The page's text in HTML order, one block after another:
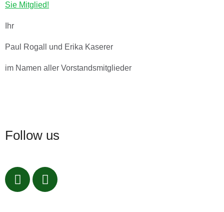
Sie Mitglied!
Ihr
Paul Rogall und Erika Kaserer
im Namen aller Vorstandsmitglieder
Follow us